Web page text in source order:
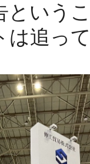
という
は追っ